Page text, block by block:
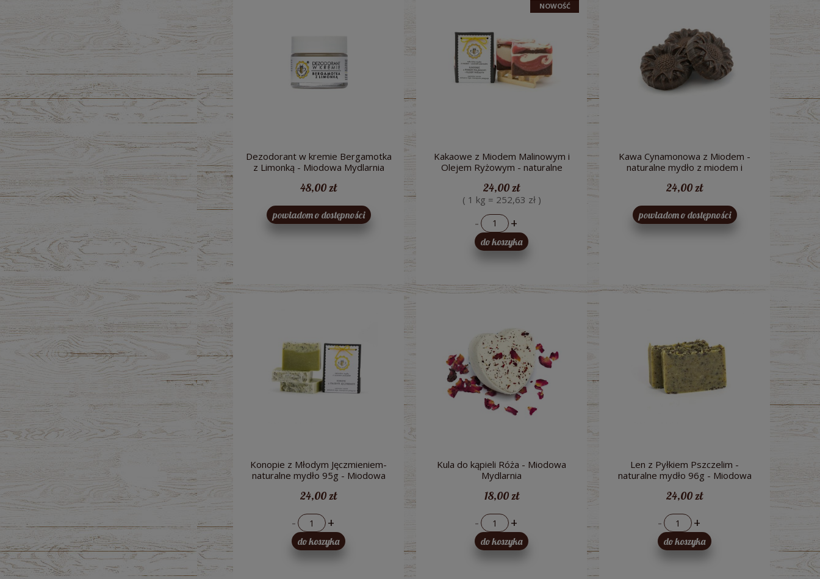
Dezodorant w kremie Bergamotka
z Limonką - Miodowa Mydlarnia
48,00 zł
powiadom o dostępności
Kakaowe z Miodem Malinowym i
Olejem Ryżowym - naturalne
pszczelim - Miodowa Mydlarnia
24,00 zł
( 1 kg = 252,63 zł )
- +
do koszyka
NOWOŚĆ
Kawa Cynamonowa z Miodem -
naturalne mydło z miodem i
Mydlarnia
24,00 zł
powiadom o dostępności
Konopie z Młodym Jęczmieniem-
naturalne mydło 95g - Miodowa
24,00 zł
- +
do koszyka
Kula do kąpieli Róża - Miodowa
Mydlarnia
18,00 zł
- +
do koszyka
Len z Pyłkiem Pszczelim -
naturalne mydło 96g - Miodowa
24,00 zł
- +
do koszyka